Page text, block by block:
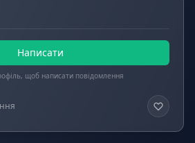
Написати
щоб написати повідомлення